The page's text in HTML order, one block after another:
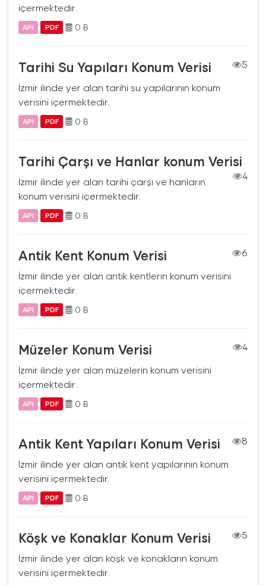
içermektedir.
API PDF 0 B
Tarihi Su Yapıları Konum Verisi
5
İzmir ilinde yer alan tarihi su yapılarının konum
verisini içermektedir.
API PDF 0 B
Tarihi Çarşı ve Hanlar konum Verisi
4
İzmir ilinde yer alan tarihi çarşı ve hanların
konum verisini içermektedir.
API PDF 0 B
Antik Kent Konum Verisi
6
İzmir ilinde yer alan antik kentlerin konum verisini
içermektedir.
API PDF 0 B
Müzeler Konum Verisi
4
İzmir ilinde yer alan müzelerin konum verisini
içermektedir.
API PDF 0 B
Antik Kent Yapıları Konum Verisi
8
İzmir ilinde yer alan antik kent yapılarının konum
verisini içermektedir.
API PDF 0 B
Köşk ve Konaklar Konum Verisi
5
İzmir ilinde yer alan köşk ve konakların konum
verisini içermektedir.